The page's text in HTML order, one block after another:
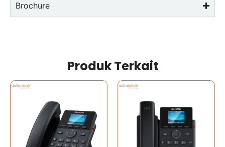
Brochure
Produk Terkait